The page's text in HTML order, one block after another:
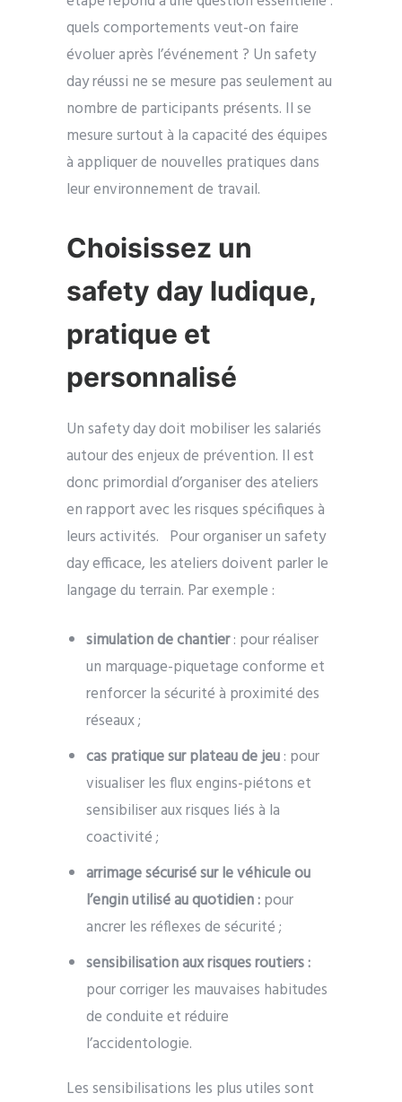
quels comportements veut-on faire
évoluer après l’événement ? Un safety
day réussi ne se mesure pas seulement au
nombre de participants présents. Il se
mesure surtout à la capacité des équipes
à appliquer de nouvelles pratiques dans
leur environnement de travail.
Choisissez un
safety day ludique,
pratique et
personnalisé
Un safety day doit mobiliser les salariés
autour des enjeux de prévention. Il est
donc primordial d’organiser des ateliers
en rapport avec les risques spécifiques à
leurs activités. Pour organiser un safety
day efficace, les ateliers doivent parler le
langage du terrain. Par exemple :
simulation de chantier: pour réaliser
un marquage-piquetage conforme et
renforcer la sécurité à proximité des
réseaux ;
cas pratique sur plateau de jeu: pour
visualiser les flux engins-piétons et
sensibiliser aux risques liés à la
coactivité ;
arrimage sécurisé sur le véhicule ou
l’engin utilisé au quotidien :pour
ancrer les réflexes de sécurité ;
sensibilisation aux risques routiers :
pour corriger les mauvaises habitudes
de conduite et réduire
l’accidentologie.
Les sensibilisations les plus utiles sont